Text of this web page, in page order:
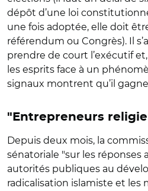
dépôt d’une loi
une fois adoptée, elle doit
référendum ou Congrès). Il
prendre de court l’exécutif
les esprits face à un
signaux montrent qu’il
"Entrepreneurs
Depuis deux mois, la
sénatoriale "sur les réponses
autorités publiques au
radicalisation islamiste et les